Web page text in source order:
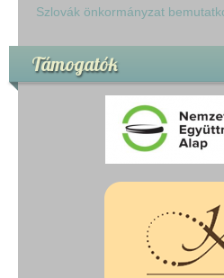
Szlovák önkormányzat
Támogatók